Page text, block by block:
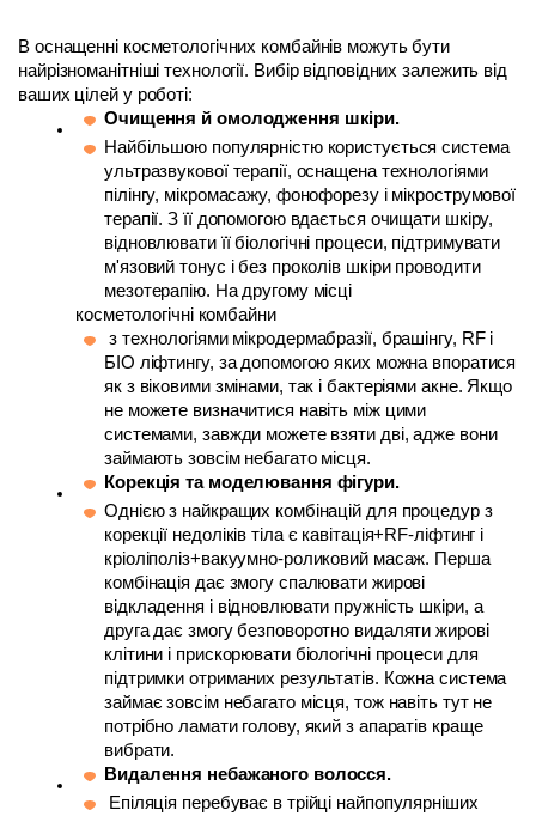
В оснащенні косметологічних комбайнів можуть бути
найрізноманітніші технології. Вибір відповідних залежить від
ваших цілей у роботі:
Очищення й омолодження шкіри.
Найбільшою популярністю користується система
ультразвукової терапії, оснащена технологіями
пілінгу, мікромасажу, фонофорезу і мікрострумової
терапії. З її допомогою вдається очищати шкіру,
відновлювати її біологічні процеси, підтримувати
м'язовий тонус і без проколів шкіри проводити
мезотерапію. На другому місці
косметологічні комбайни
БІО ліфтингу, за допомогою яких можна впоратися
як з віковими змінами, так і бактеріями акне. Якщо
не можете визначитися навіть між цими
системами, завжди можете взяти дві, адже вони
займають зовсім небагато місця.
Корекція та моделювання фігури.
Однією з найкращих комбінацій для процедур з
корекції недоліків тіла є кавітація+RF-ліфтинг і
кріоліполіз+вакуумно-роликовий масаж. Перша
комбінація дає змогу спалювати жирові
відкладення і відновлювати пружність шкіри, а
друга дає змогу безповоротно видаляти жирові
клітини і прискорювати біологічні процеси для
підтримки отриманих результатів. Кожна система
займає зовсім небагато місця, тож навіть тут не
потрібно ламати голову, який з апаратів краще
вибрати.
Видалення небажаного волосся.